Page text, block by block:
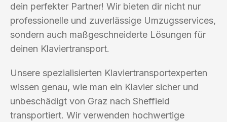
dein perfekter Partner! Wir bieten dir nicht nur
professionelle und zuverlässige Umzugsservices,
sondern auch maßgeschneiderte Lösungen für
deinen Klaviertransport.
Unsere spezialisierten Klaviertransportexperten
wissen genau, wie man ein Klavier sicher und
unbeschädigt von Graz nach Sheffield
transportiert. Wir verwenden hochwertige